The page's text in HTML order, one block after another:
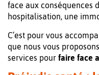
face aux conséquences
hospitalisation, une
C’est pour vous
que nous vous proposons
services pour faire face